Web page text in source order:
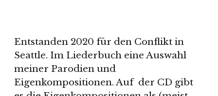
Entstanden 2020 für den Conflikt in
Seattle. Im Liederbuch eine Auswahl
meiner Parodien und
Eigenkompositionen. Auf der CD gibt